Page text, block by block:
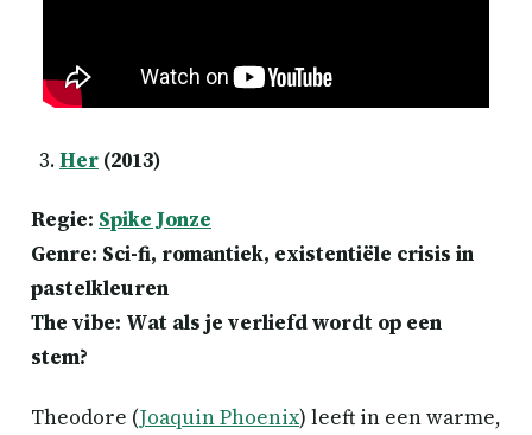
Her (2013)
Regie: Spike Jonze
Genre: Sci-fi, romantiek, existentiële crisis in
pastelkleuren
The vibe: Wat als je verliefd wordt op een
stem?
Theodore (Joaquin Phoenix) leeft in een warme,